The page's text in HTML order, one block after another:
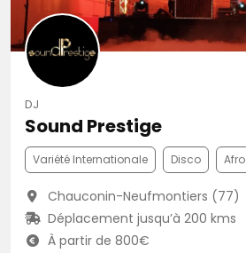
DJ
Sound Prestige
Variété Internationale Disco Afro
Chauconin-Neufmontiers (77)
Déplacement jusqu’à 200 kms
À partir de 800€